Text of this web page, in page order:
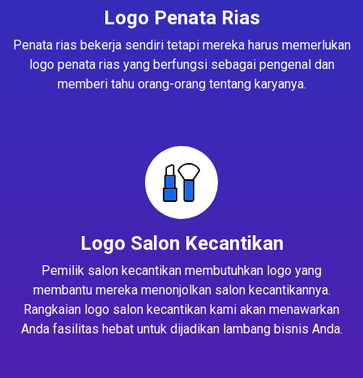
Logo Penata Rias
Penata rias bekerja sendiri tetapi mereka harus memerlukan
logo penata rias yang berfungsi sebagai pengenal dan
memberi tahu orang-orang tentang karyanya.
Logo Salon Kecantikan
Pemilik salon kecantikan membutuhkan logo yang
membantu mereka menonjolkan salon kecantikannya.
Rangkaian logo salon kecantikan kami akan menawarkan
Anda fasilitas hebat untuk dijadikan lambang bisnis Anda.